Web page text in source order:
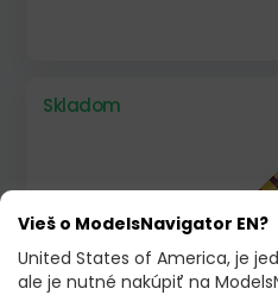
Skladom
Vieš o ModelsNavigator EN?
United States of America, je
ale je nutné nakúpiť na